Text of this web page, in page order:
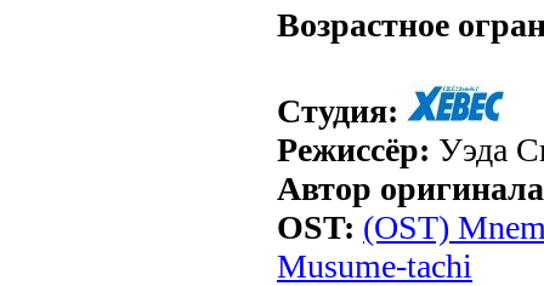
Возрастное
Студия:
Режиссёр: Уэда
Автор
OST: (OST)
Musume-tachi